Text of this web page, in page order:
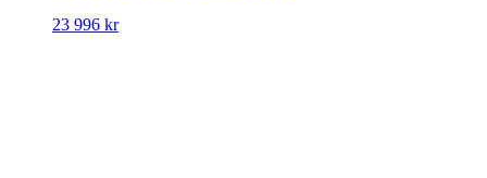
23 996 kr